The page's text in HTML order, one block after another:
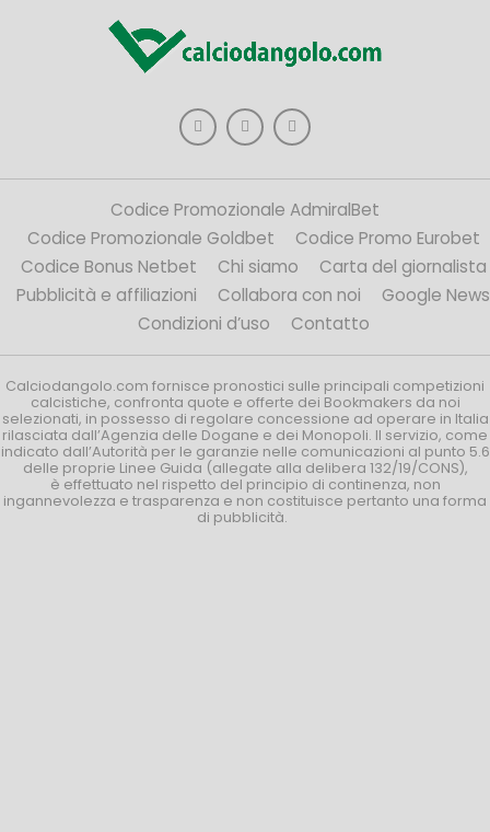
Codice Promozionale AdmiralBet
Codice Promozionale Goldbet
Codice Promo Eurobet
Codice Bonus Netbet
Chi siamo
Carta del giornalista
Pubblicità e affiliazioni
Collabora con noi
Google News
Condizioni d’uso
Contatto
Calciodangolo.com fornisce pronostici sulle principali competizioni
calcistiche, confronta quote e offerte dei Bookmakers da noi
selezionati, in possesso di regolare concessione ad operare in Italia
rilasciata dall’Agenzia delle Dogane e dei Monopoli. Il servizio, come
indicato dall’Autorità per le garanzie nelle comunicazioni al punto 5.6
delle proprie Linee Guida (allegate alla delibera 132/19/CONS),
è effettuato nel rispetto del principio di continenza, non
ingannevolezza e trasparenza e non costituisce pertanto una forma
di pubblicità.